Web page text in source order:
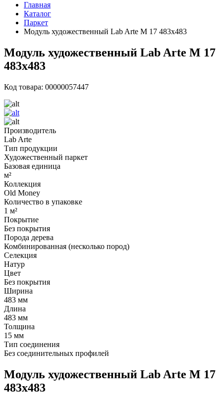
Главная
Каталог
Паркет
Модуль художественный Lab Arte М 17 483х483
Модуль художественный Lab Arte М 17
483х483
Код товара: 00000057447
Производитель
Lab Arte
Тип продукции
Художественный паркет
Базовая единица
м²
Коллекция
Old Money
Количество в упаковке
1 м²
Покрытие
Без покрытия
Порода дерева
Комбинированная (несколько пород)
Селекция
Натур
Цвет
Без покрытия
Ширина
483 мм
Длина
483 мм
Толщина
15 мм
Тип соединения
Без соединительных профилей
Модуль художественный Lab Arte М 17
483х483